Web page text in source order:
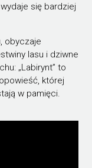
się bardziej
obyczaje
lasu i dziwne
„Labirynt” to
której
w pamięci.